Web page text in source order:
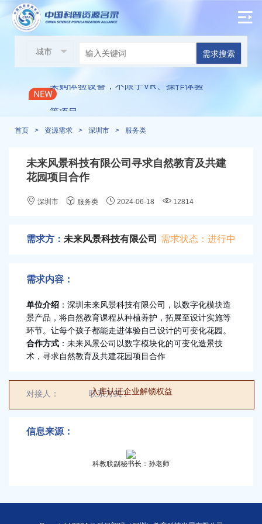
需求搜索
邀请各单位参与现场展示：2024光明区
/
采购体验设备，不限于VR、操作体验
等项目
朝鲜元山葛马特区寻求医用手环2万个
深圳兴旺泽教育科技寻求研学合作
6000平米场地科普城寻求科普类项目合
作
/
科普艺术专委会（筹）寻求大湾区公益
科普艺术海选等系列合作
/ 光明创新岛寻求优质企业入驻 /
未来风景科技有限公司寻求自然教育及
共建花园项目合作
首页 > 资源需求 > 深圳市 > 服务类
未来风景科技有限公司寻求自然教育及共建
花园项目合作
深圳市 服务类 2024-06-18 12814
需求状态：进行中
需求方： 未来风景科技有限公司
需求内容：
单位介绍 ：深圳未来风景科技有限公司，以数字化模块造
景产品，将自然教育课程从种植养护，拓展至设计实施等
环节。让每个孩子都能走进体验自己设计的可变化花园。
合作方式 ： 未来风景公司以数字模块化的可变化造景技
术，寻求自然教育及共建花园项目合作
入库认证企业解锁权益
对接人： 联系方式：00000000000
信息来源：
科教联副秘书长：孙老师